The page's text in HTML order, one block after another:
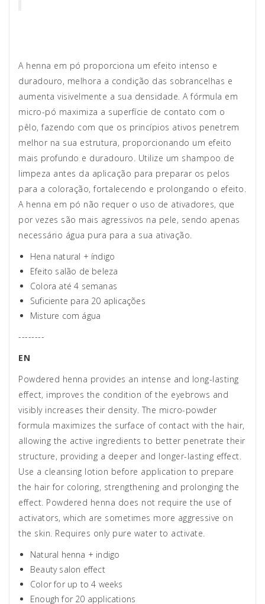
A henna em pó proporciona um efeito intenso e
duradouro, melhora a condição das sobrancelhas e
aumenta visivelmente a sua densidade. A fórmula em
micro-pó maximiza a superfície de contato com o
pêlo, fazendo com que os princípios ativos penetrem
melhor na sua estrutura, proporcionando um efeito
mais profundo e duradouro. Utilize um shampoo de
limpeza antes da aplicação para preparar os pelos
para a coloração, fortalecendo e prolongando o efeito.
A henna em pó não requer o uso de ativadores, que
por vezes são mais agressivos na pele, sendo apenas
necessário água pura para a sua ativação.
Hena natural + índigo
Efeito salão de beleza
Colora até 4 semanas
Suficiente para 20 aplicações
Misture com água
--------
EN
Powdered henna provides an intense and long-lasting
effect, improves the condition of the eyebrows and
visibly increases their density. The micro-powder
formula maximizes the surface of contact with the hair,
allowing the active ingredients to better penetrate their
structure, providing a deeper and longer-lasting effect.
Use a cleansing lotion before application to prepare
the hair for coloring, strengthening and prolonging the
effect. Powdered henna does not require the use of
activators, which are sometimes more aggressive on
the skin. Requires only pure water to activate.
Natural henna + indigo
Beauty salon effect
Color for up to 4 weeks
Enough for 20 applications